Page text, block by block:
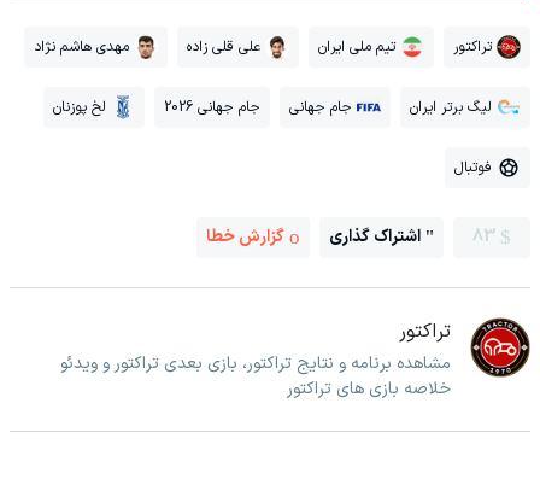
تراکتور تیم ملی ایران علی قلی زاده مهدی هاشم نژاد
لیگ برتر ایران جام جهانی جام جهانی 2026 لخ پوزنان
فوتبال
83 اشتراک گذاری گزارش خطا
تراکتور
مشاهده برنامه و نتایج تراکتور، بازی بعدی تراکتور و ویدئو
خلاصه بازی های تراکتور